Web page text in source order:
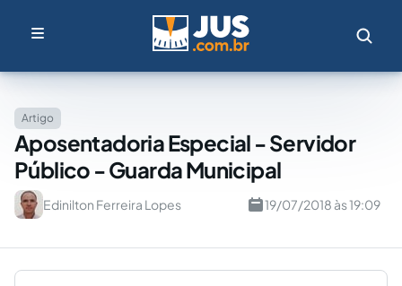
Artigo
Aposentadoria Especial - Servidor
Público - Guarda Municipal
Edinilton Ferreira Lopes 19/07/2018 às 19:09